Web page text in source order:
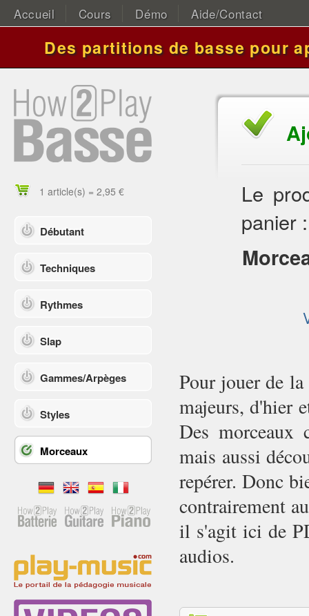
Accueil Cours Démo Aide/Contact
Des partitions de basse pour
1 article(s) = 2,95 €
Débutant
Techniques
Rythmes
Slap
Gammes/Arpèges
Styles
Morceaux
Le
panier :
Pour jouer de la
majeurs, d'hier
Des morceaux
mais aussi
repérer. Donc
contrairement
il s'agit ici de
audios.